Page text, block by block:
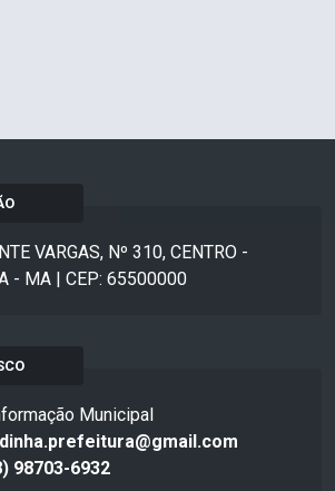
VARGAS, Nº 310, CENTRO -
- MA | CEP: 65500000
Municipal
98703-6932